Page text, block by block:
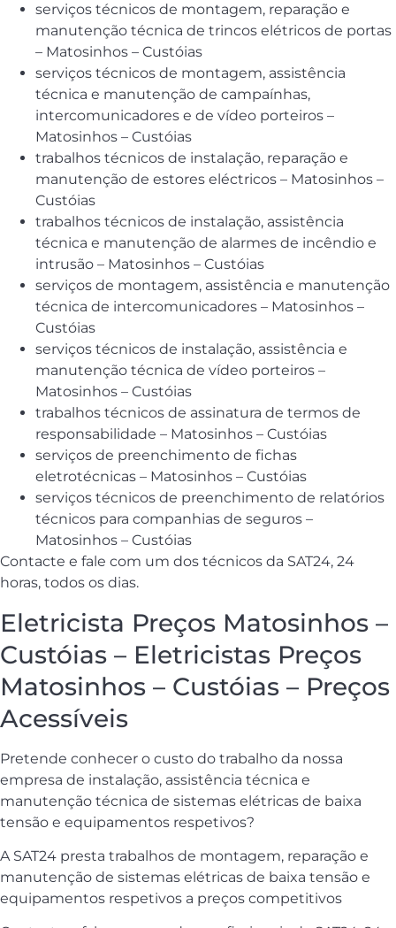
serviços técnicos de montagem, reparação e
manutenção técnica de trincos elétricos de portas
– Matosinhos – Custóias
serviços técnicos de montagem, assistência
técnica e manutenção de campaínhas,
intercomunicadores e de vídeo porteiros –
Matosinhos – Custóias
trabalhos técnicos de instalação, reparação e
manutenção de estores eléctricos – Matosinhos –
Custóias
trabalhos técnicos de instalação, assistência
técnica e manutenção de alarmes de incêndio e
intrusão – Matosinhos – Custóias
serviços de montagem, assistência e manutenção
técnica de intercomunicadores – Matosinhos –
Custóias
serviços técnicos de instalação, assistência e
manutenção técnica de vídeo porteiros –
Matosinhos – Custóias
trabalhos técnicos de assinatura de termos de
responsabilidade – Matosinhos – Custóias
serviços de preenchimento de fichas
eletrotécnicas – Matosinhos – Custóias
serviços técnicos de preenchimento de relatórios
técnicos para companhias de seguros –
Matosinhos – Custóias
Contacte e fale com um dos técnicos da SAT24, 24
horas, todos os dias.
Eletricista Preços Matosinhos –
Custóias – Eletricistas Preços
Matosinhos – Custóias – Preços
Acessíveis
Pretende conhecer o custo do trabalho da nossa
empresa de instalação, assistência técnica e
manutenção técnica de sistemas elétricas de baixa
tensão e equipamentos respetivos?
A SAT24 presta trabalhos de montagem, reparação e
manutenção de sistemas elétricas de baixa tensão e
equipamentos respetivos a preços competitivos